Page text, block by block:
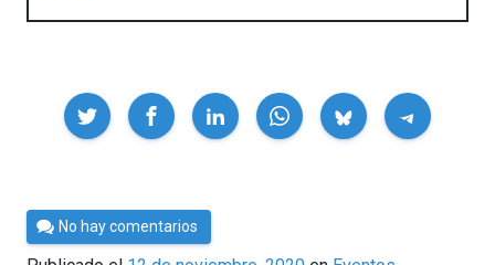
Compartir
Por
César
No hay comentarios